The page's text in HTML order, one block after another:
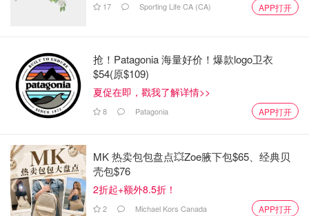
17 Sporting Life CA (CA) APP打开
抢！Patagonia 海量好价！爆款logo卫衣
$54(原$109)
夏促在即，戳我了解详情>>
8 Patagonia APP打开
MK 热卖包包盘点💥Zoe腋下包$65、经典贝
壳包$76
2折起+额外8.5折！
2 Michael Kors Canada APP打开